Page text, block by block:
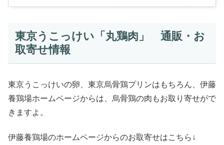
東京うこっけい「丸鶏肉」 通販・お
取寄せ情報
東京うこっけいの卵、東京烏骨鶏プリンはもちろん、伊藤
養鶏場ホームページからは、烏骨鶏の肉もお取り寄せがで
きますよ。
伊藤養鶏場のホームページからのお取寄せはこちら↓